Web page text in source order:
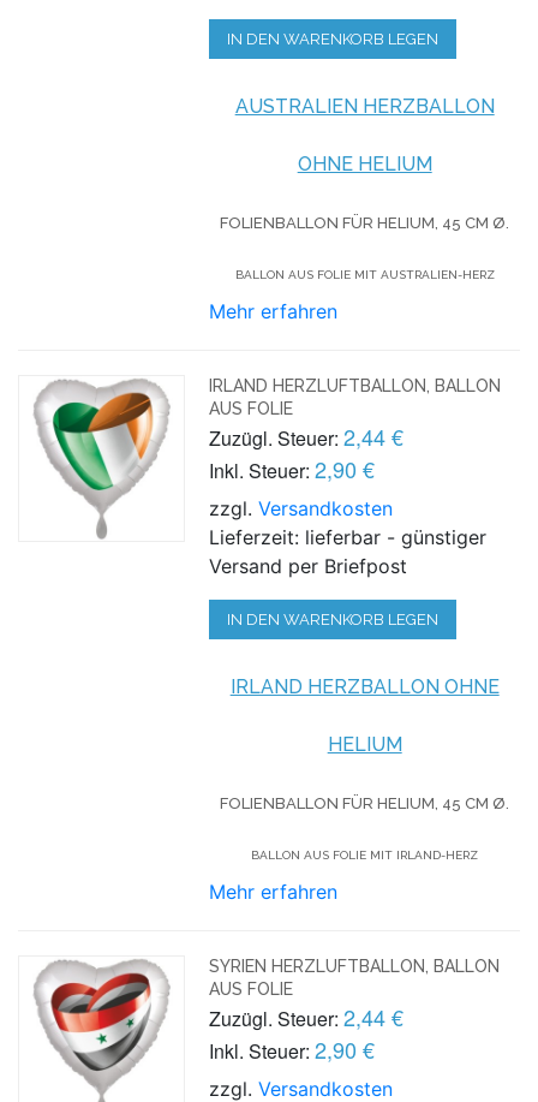
IN DEN WARENKORB LEGEN
AUSTRALIEN HERZBALLON
OHNE HELIUM
FOLIENBALLON FÜR HELIUM, 45 CM Ø.
BALLON AUS FOLIE MIT AUSTRALIEN-HERZ
Mehr erfahren
IRLAND HERZLUFTBALLON, BALLON
AUS FOLIE
Zuzügl. Steuer: 2,44 €
Inkl. Steuer: 2,90 €
zzgl.Versandkosten
Lieferzeit: lieferbar - günstiger
Versand per Briefpost
IN DEN WARENKORB LEGEN
IRLAND HERZBALLON OHNE
HELIUM
FOLIENBALLON FÜR HELIUM, 45 CM Ø.
BALLON AUS FOLIE MIT IRLAND-HERZ
Mehr erfahren
SYRIEN HERZLUFTBALLON, BALLON
AUS FOLIE
Zuzügl. Steuer: 2,44 €
Inkl. Steuer: 2,90 €
zzgl.Versandkosten